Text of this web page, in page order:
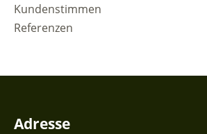
Kundenstimmen
Referenzen
Adresse